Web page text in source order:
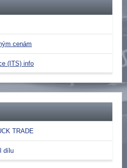
cenám
(ITS) info
TRADE
dílu